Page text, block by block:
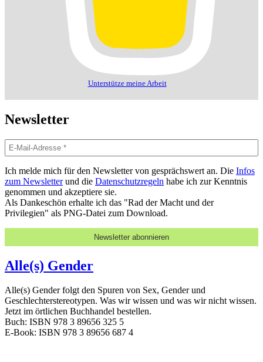
Unterstütze meine Arbeit
Newsletter
Ich melde mich für den Newsletter von gesprächswert an. Die Infos
zum Newsletterund die Datenschutzregeln habe ich zur Kenntnis
genommen und akzeptiere sie.
Als Dankeschön erhalte ich das "Rad der Macht und der
Privilegien" als PNG-Datei zum Download.
Alle(s) Gender
Alle(s) Gender folgt den Spuren von Sex, Gender und
Geschlechterstereotypen. Was wir wissen und was wir nicht wissen.
Jetzt im örtlichen Buchhandel bestellen.
Buch: ISBN 978 3 89656 325 5
E-Book: ISBN 978 3 89656 687 4